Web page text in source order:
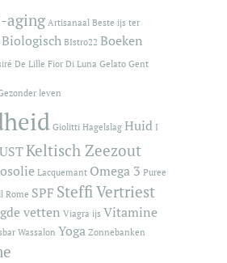
aging Artisanaal Beste ijs ter
Biologisch BIstro22 Boeken
De Lille Fior Di Luna Gelato Gent
leven
Giolitti Hagelslag Huid I
Keltisch Zeezout
Lacquemant Omega 3 Puree
Rome SPF Steffi Vertriest
vetten Viagra ijs Vitamine
Wassalon Yoga Zonnebanken